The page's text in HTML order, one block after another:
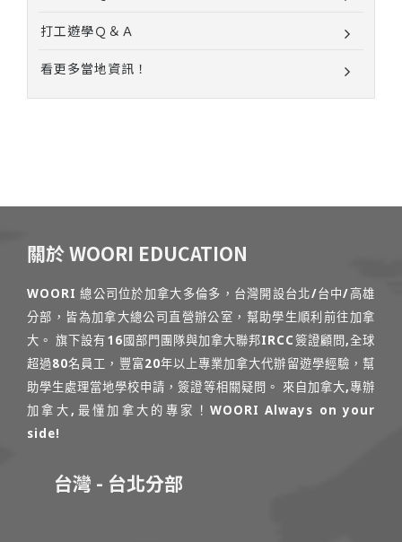
打工遊學Ｑ＆Ａ
看更多當地資訊！
關於 WOORI EDUCATION
WOORI 總公司位於加拿大多倫多，台灣開設台北/台中/高雄
分部，皆為加拿大總公司直營辦公室，幫助學生順利前往加拿
大。 旗下設有16國部門團隊與加拿大聯邦IRCC簽證顧問,全球
超過80名員工，豐富20年以上專業加拿大代辦留遊學經驗，幫
助學生處理當地學校申請，簽證等相關疑問。 來自加拿大,專辦
加拿大,最懂加拿大的專家！WOORI Always on your
side!
台灣 - 台北分部